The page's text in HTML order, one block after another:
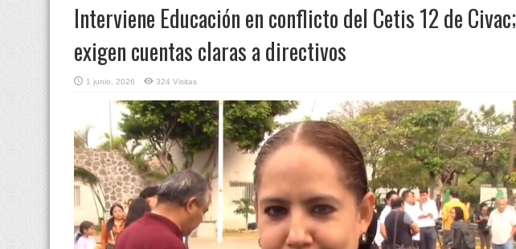
Interviene Educación en conflicto del Cetis 12 de Civac;
exigen cuentas claras a directivos
1 junio, 2026 324 Visitas